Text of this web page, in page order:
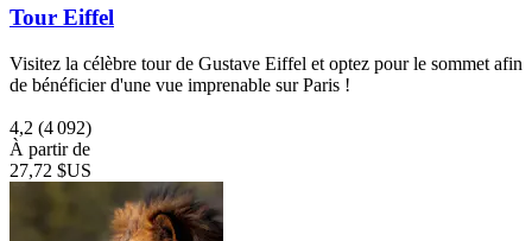
Tour Eiffel
Visitez la célèbre tour de Gustave Eiffel et optez pour le sommet afin
de bénéficier d'une vue imprenable sur Paris !
4,2 (4 092)
À partir de
27,72 $US